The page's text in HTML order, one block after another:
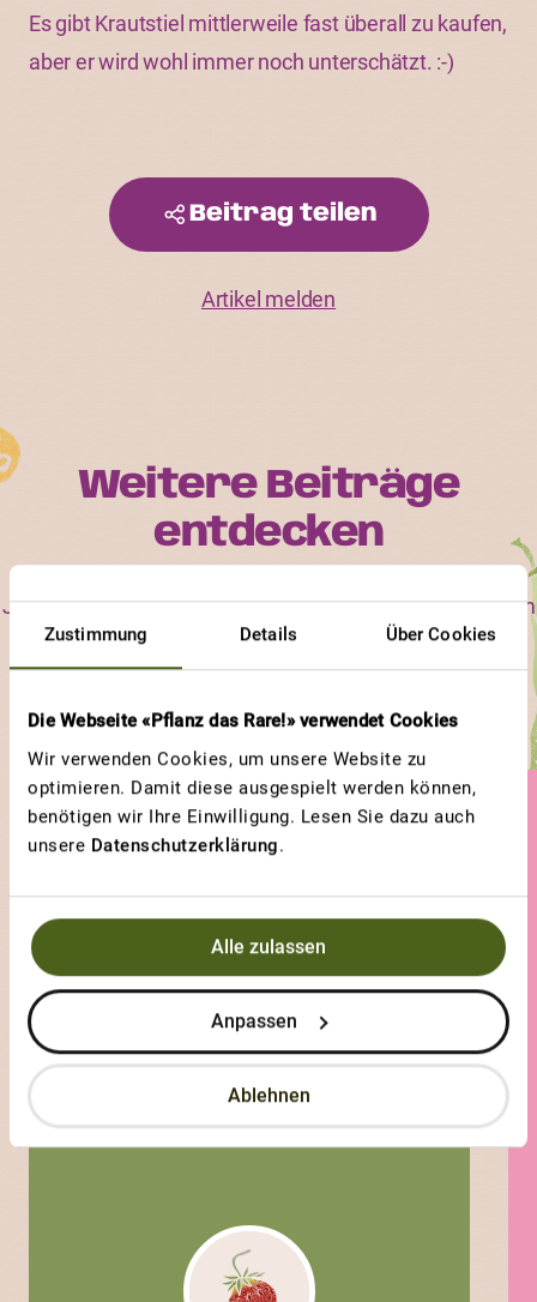
Zustimmung Details Über Cookies
Die Webseite «Pflanz das Rare!» verwendet Cookies
Wir verwenden Cookies, um unsere Website zu
optimieren. Damit diese ausgespielt werden können,
benötigen wir Ihre Einwilligung. Lesen Sie dazu auch
unsere Datenschutzerklärung.
Alle zulassen
Anpassen
Ablehnen
Es gibt Krautstiel mittlerweile fast überall zu kaufen,
aber er wird wohl immer noch unterschätzt. :-)
Beitrag teilen
Artikel melden
Weitere Beiträge
entdecken
Jede ProSpecieRara-Sorte ist einzigartig im Aussehen, im
Geschmack und in ihren Bedürfnissen. Erfahre, an
Gärtnerinnen und Gärtner besonders viel Freude haben.
GEWINNERBEITRAG
BLUTROTER AUS RIEHEN
Schön und lecker